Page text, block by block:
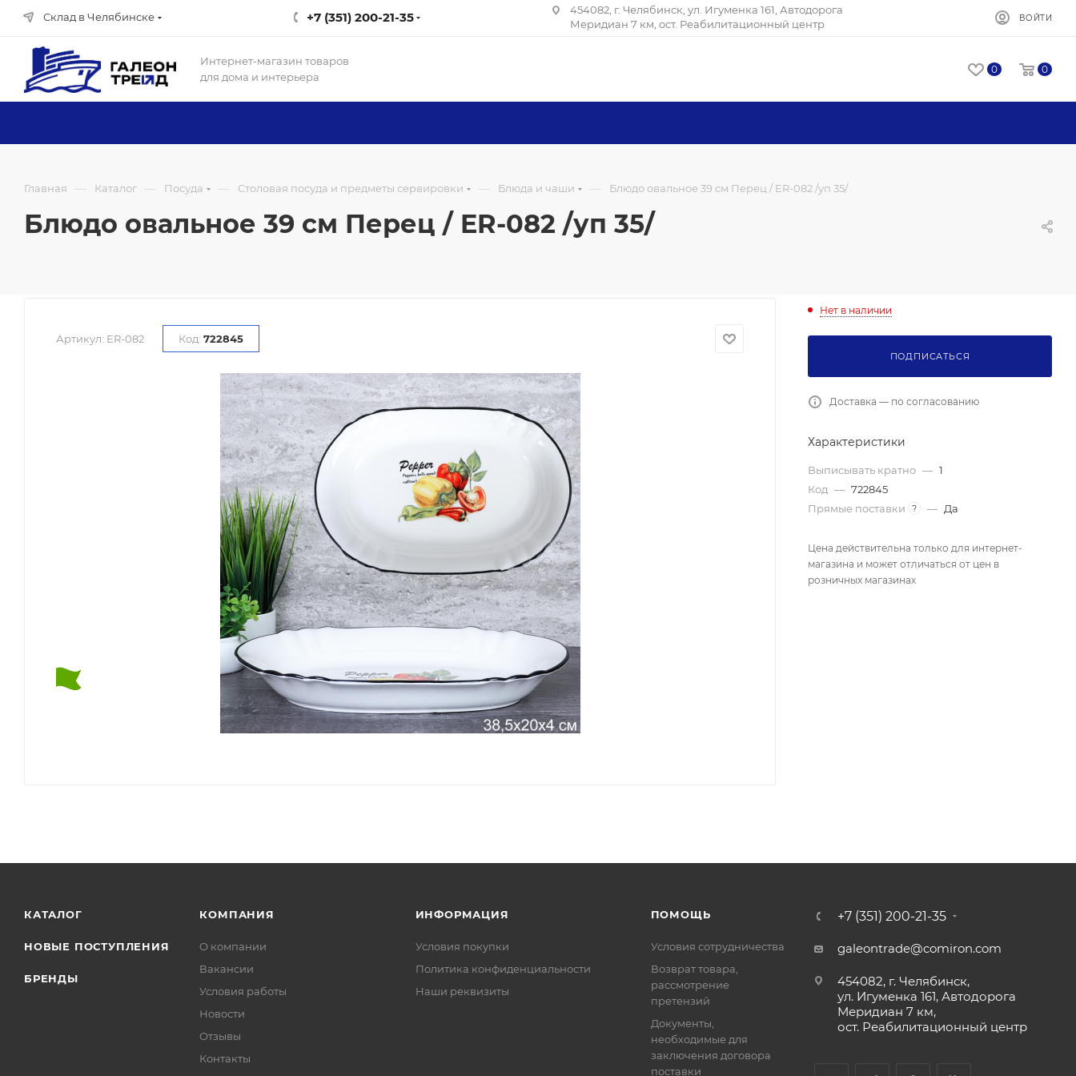
Склад в Челябинске +7 (351) 200-21-35
454082, г. Челябинск, ул. Игуменка 161, Автодорога
Меридиан 7 км, ост. Реабилитационный центр
ВОЙТИ
Интернет-магазин товаров
для дома и интерьера
0 0
Главная — Каталог — Посуда — Столовая посуда и предметы сервировки — Блюда и чаши — Блюдо овальное 39 см Перец / ER-082 /уп 35/
Блюдо овальное 39 см Перец / ER-082 /уп 35/
Артикул: ER-082 Код: 722845
Нет в наличии
ПОДПИСАТЬСЯ
Доставка — по согласованию
Характеристики
Выписывать кратно — 1
Код — 722845
Прямые поставки
? — Да
Цена действительна только для интернет-
магазина и может отличаться от цен в
розничных магазинах
КАТАЛОГ
НОВЫЕ ПОСТУПЛЕНИЯ
БРЕНДЫ
КОМПАНИЯ
О компании
Вакансии
Условия работы
Новости
Отзывы
Контакты
ИНФОРМАЦИЯ
Условия покупки
Политика конфиденциальности
Наши реквизиты
ПОМОЩЬ
Условия сотрудничества
Возврат товара,
рассмотрение
претензий
Документы,
необходимые для
заключения договора
поставки
+7 (351) 200-21-35
galeontrade@comiron.com
454082, г. Челябинск,
ул. Игуменка 161, Автодорога
Меридиан 7 км,
ост. Реабилитационный центр